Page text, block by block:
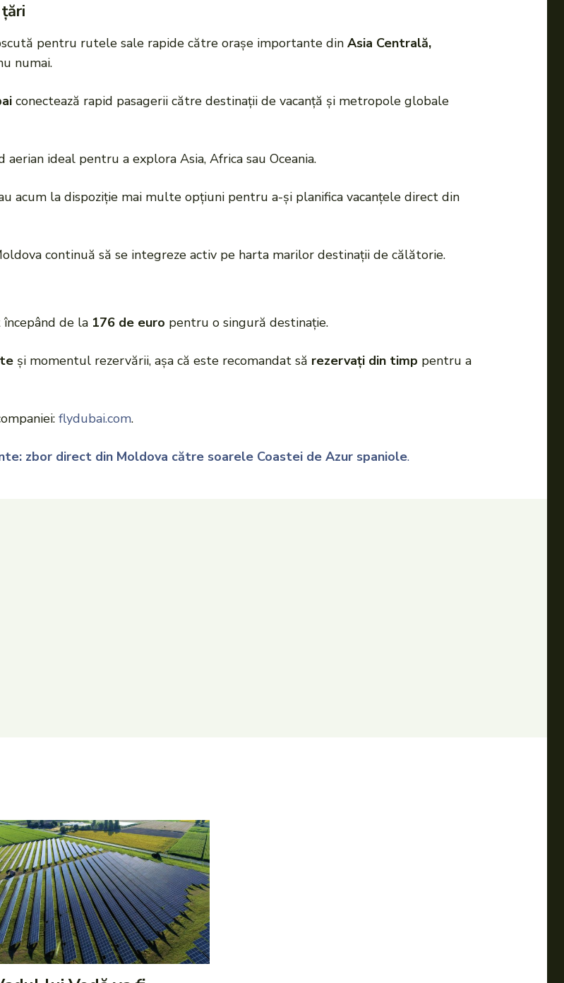
pentru rutele sale rapide către orașe importante din Asia Centrală,
numai.
conectează rapid pasagerii către destinații de vacanță și metropole globale
ideal pentru a explora Asia, Africa sau Oceania.
acum la dispoziție mai multe opțiuni pentru a-și planifica vacanțele direct din
continuă să se integreze activ pe harta marilor destinații de călătorie.
de la 176 de euro pentru o singură destinație.
și momentul rezervării, așa că este recomandat să rezervați din timp pentru a
flydubai.com.
zbor direct din Moldova către soarele Coastei de Azur spaniole.